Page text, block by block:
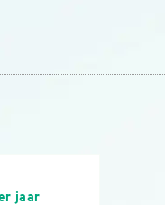
jaar